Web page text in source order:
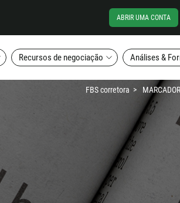
ABRIR UMA CONTA
Recursos de negociação Análises &
FBS corretora